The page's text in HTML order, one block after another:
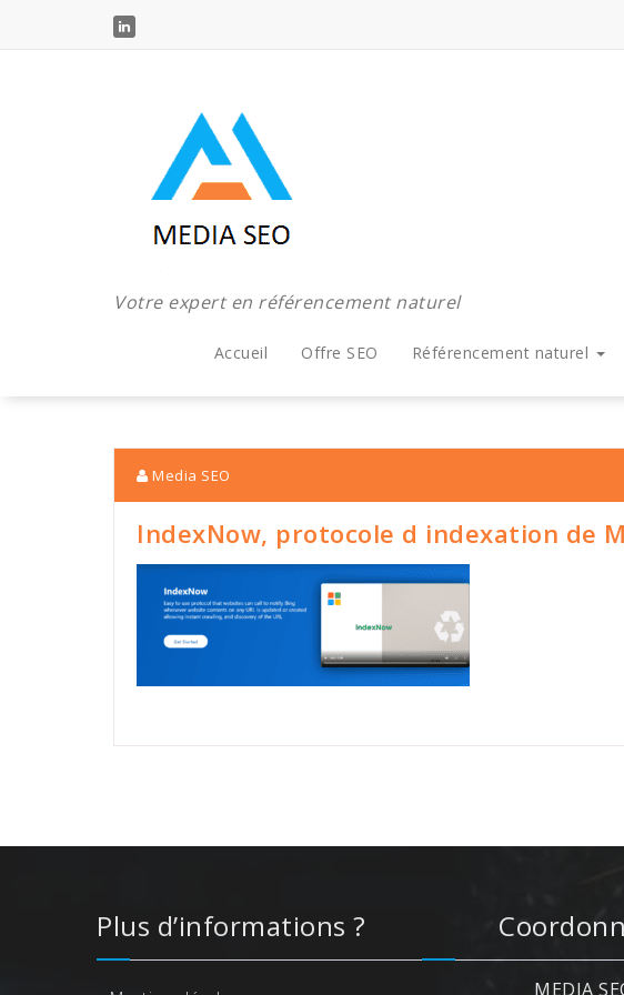
contenu
Votre expert en référencement naturel
Accueil Offre SEO Référencement naturel
Media SEO
IndexNow, protocole d indexation de
Plus d’informations ?
MEDIA